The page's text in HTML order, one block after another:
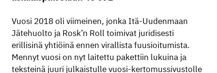
Vuosi 2018 oli viimeinen, jonka Itä-Uudenmaan
Jätehuolto ja Rosk’n Roll toimivat juridisesti
erillisinä yhtiöinä ennen virallista fuusioitumista.
Mennyt vuosi on nyt laitettu pakettiin lukuina ja
teksteinä juuri julkaistulle vuosi-kertomussivustolle